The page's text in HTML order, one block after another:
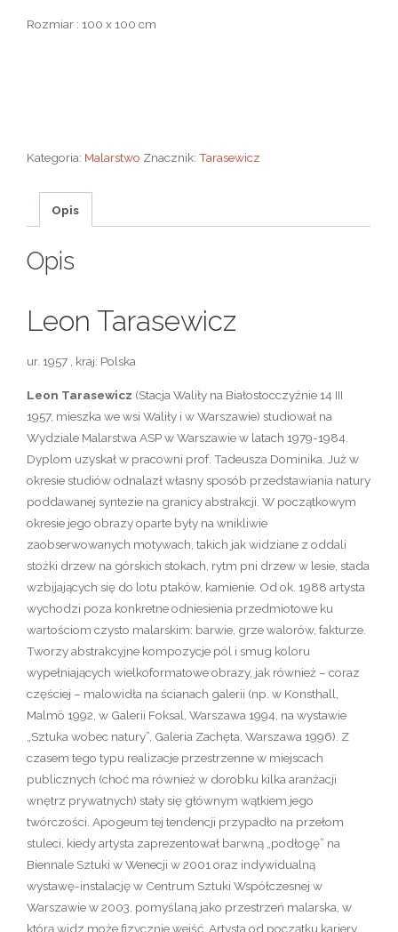
Rozmiar : 100 x 100 cm
Kategoria: Malarstwo Znacznik:Tarasewicz
Opis
Opis
Leon Tarasewicz
ur. 1957 , kraj: Polska
Leon Tarasewicz (Stacja Waliły na Białostocczyźnie 14 III
1957, mieszka we wsi Waliły i w Warszawie) studiował na
Wydziale Malarstwa ASP w Warszawie w latach 1979-1984.
Dyplom uzyskał w pracowni prof. Tadeusza Dominika. Już w
okresie studiów odnalazł własny sposób przedstawiania natury
poddawanej syntezie na granicy abstrakcji. W początkowym
okresie jego obrazy oparte były na wnikliwie
zaobserwowanych motywach, takich jak widziane z oddali
stożki drzew na górskich stokach, rytm pni drzew w lesie, stada
wzbijających się do lotu ptaków, kamienie. Od ok. 1988 artysta
wychodzi poza konkretne odniesienia przedmiotowe ku
wartościom czysto malarskim: barwie, grze walorów, fakturze.
Tworzy abstrakcyjne kompozycje pól i smug koloru
wypełniających wielkoformatowe obrazy, jak również – coraz
częściej – malowidła na ścianach galerii (np. w Konsthall,
Malmö 1992, w Galerii Foksal, Warszawa 1994, na wystawie
„Sztuka wobec natury”, Galeria Zachęta, Warszawa 1996). Z
czasem tego typu realizacje przestrzenne w miejscach
publicznych (choć ma również w dorobku kilka aranżacji
wnętrz prywatnych) stały się głównym wątkiem jego
twórczości. Apogeum tej tendencji przypadło na przełom
stuleci, kiedy artysta zaprezentował barwną „podłogę” na
Biennale Sztuki w Wenecji w 2001 oraz indywidualną
wystawę-instalację w Centrum Sztuki Współczesnej w
Warszawie w 2003, pomyślaną jako przestrzeń malarska, w
którą widz może fizycznie wejść. Artysta od początku kariery